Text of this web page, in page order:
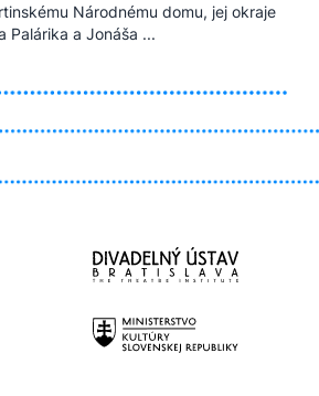
Národnému domu, jej okraje
Palárika a Jonáša ...